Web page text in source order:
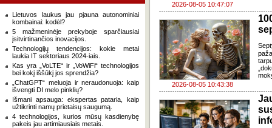
Lietuvos laukus jau pjauna autonominiai
kombainai: kodėl?
5 mažmeninėje prekyboje sparčiausiai
įsitvirtinančios inovacijos.
Technologijų tendencijos: kokie metai
laukia IT sektoriaus 2024-iais.
Kas yra „VoLTE“ ir „VoWiFi“ technologijos
bei kokį iššūkį jos sprendžia?
„ChatGPT“ meluoja ir neraudonuoja: kaip
išvengti DI melo pinklių?
Išmani apsauga: ekspertas pataria, kaip
užtikrinti namų prietaisų saugumą.
4 technologijos, kurios mūsų kasdienybę
pakeis jau artimiausiais metais.
2026-08-05 10:47:07
2026-08-05 10:43:38